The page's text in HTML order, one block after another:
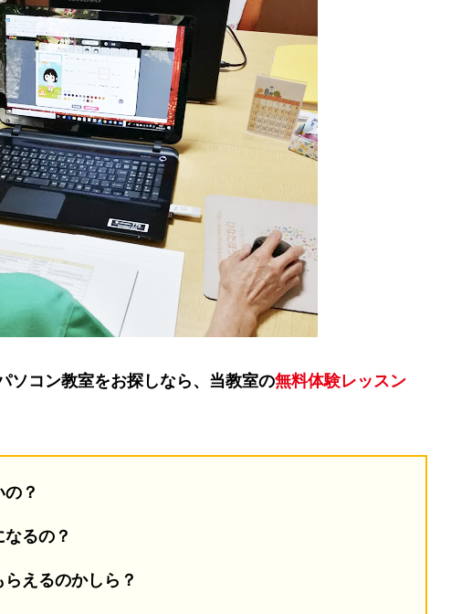
ソコン教室をお探しなら、当教室の無料体験レッスン
？
るの？
えるのかしら？